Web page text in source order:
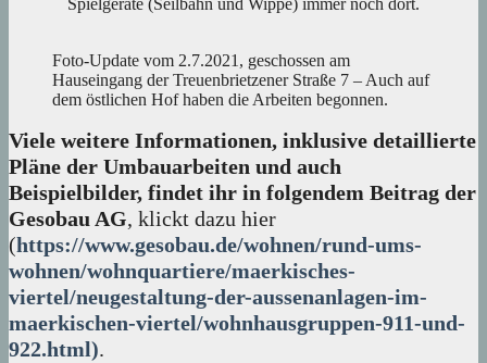
Spielgeräte (Seilbahn und Wippe) immer noch dort.
Foto-Update vom 2.7.2021, geschossen am
Hauseingang der Treuenbrietzener Straße 7 – Auch auf
dem östlichen Hof haben die Arbeiten begonnen.
Viele weitere Informationen, inklusive detaillierte
Pläne der Umbauarbeiten und auch
Beispielbilder, findet ihr in folgendem Beitrag der
Gesobau AG, klickt dazu hier
(https://www.gesobau.de/wohnen/rund-ums-
wohnen/wohnquartiere/maerkisches-
viertel/neugestaltung-der-aussenanlagen-im-
maerkischen-viertel/wohnhausgruppen-911-und-
922.html).